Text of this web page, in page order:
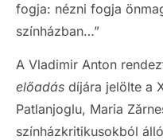
fogja: nézni fogja
színházban…”
A Vladimir Anton
előadás díjára jelölte a
Patlanjoglu, Maria
színházkritikusokból